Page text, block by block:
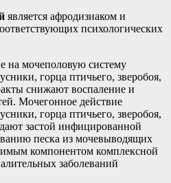
является афродизиаком и
психологических
на мочеполовую систему
горца птичьего, зверобоя,
снижают воспаление и
Мочегонное действие
горца птичьего, зверобоя,
застой инфицированной
песка из мочевыводящих
компонентом комплексной
заболеваний